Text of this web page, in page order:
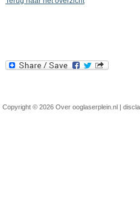
Copyright © 2026 Over ooglaserplein.nl |